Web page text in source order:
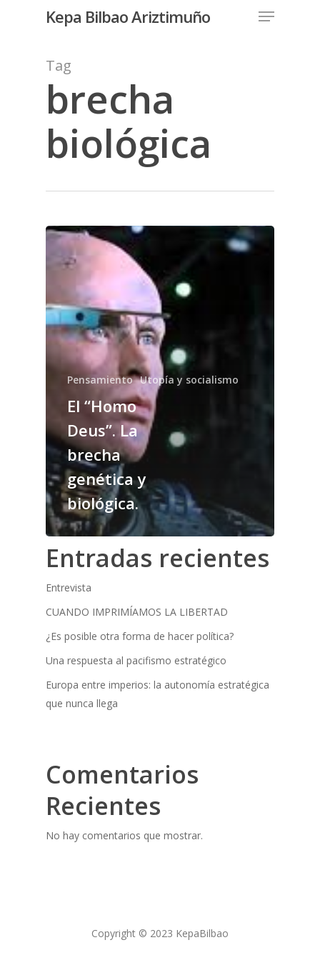
Kepa Bilbao Ariztimuño Menu
Tag
brecha
biológica
Pensamiento Utopía y socialismo
El “Homo
Deus”. La
brecha
genética y
biológica.
Entradas recientes
Entrevista
CUANDO IMPRIMÍAMOS LA LIBERTAD
¿Es posible otra forma de hacer política?
Una respuesta al pacifismo estratégico
Europa entre imperios: la autonomía estratégica
que nunca llega
Comentarios
Recientes
No hay comentarios que mostrar.
Copyright © 2023 KepaBilbao